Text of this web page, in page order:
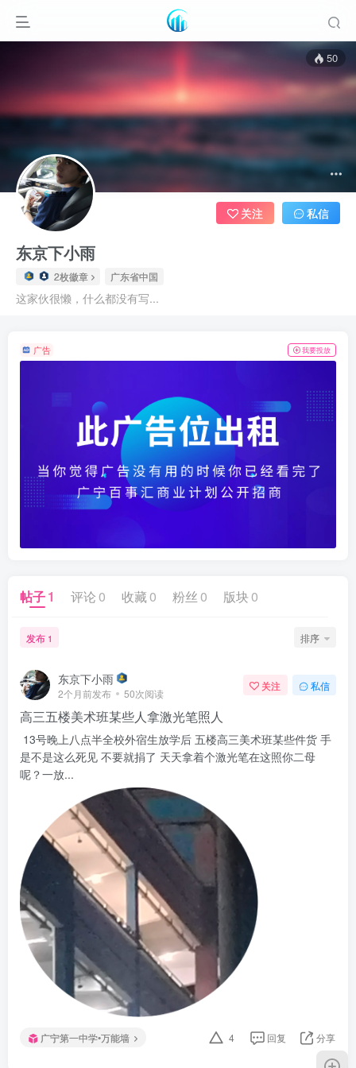
50
东京下小雨
2枚徽章 广东省中国
这家伙很懒，什么都没有写...
关注 私信
广告 我要投放
帖子1 评论 0 收藏 0 粉丝 0 版块 0
发布 1 排序
东京下小雨
2个月前发布 50次阅读
关注 私信
高三五楼美术班某些人拿激光笔照人
13号晚上八点半全校外宿生放学后 五楼高三美术班某些件货 手
是不是这么死见 不要就捐了 天天拿着个激光笔在这照你二母
呢？一放...
广宁第一中学•万能墙 4 回复 分享